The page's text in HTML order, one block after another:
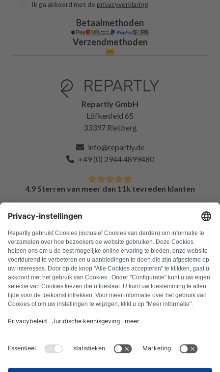
Ik ga akkoord met de privacyverklaring
Betaalmethoden
Verzendmethoden
Repartly GmbH
Löfkenfeld 65
33397 Rietberg
info@repartly.de
+49 (0) 2944 4899480
4.9 Sterren van meer dan 11k tevreden klanten
FAQ
Alle foutcodes
Over ons
Druk op
Colofon
Algemene voorwaarden
Cookiebeleid